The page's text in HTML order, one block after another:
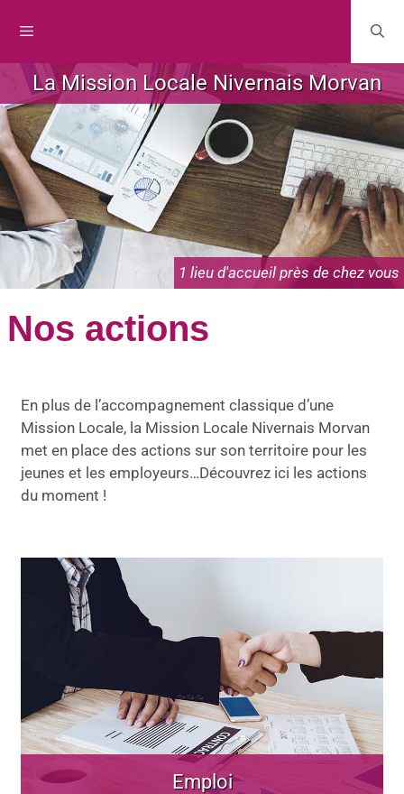
La Mission Locale Nivernais Morvan
1 lieu d'accueil près de chez vous
Nos actions
En plus de l’accompagnement classique d’une
Mission Locale, la Mission Locale Nivernais Morvan
met en place des actions sur son territoire pour les
jeunes et les employeurs…Découvrez ici les actions
du moment !
Emploi